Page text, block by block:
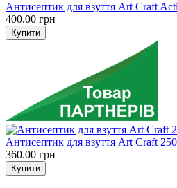
Антисептик для взуття Art Craft
400.00 грн
Антисептик для взуття Art Craft
360.00 грн